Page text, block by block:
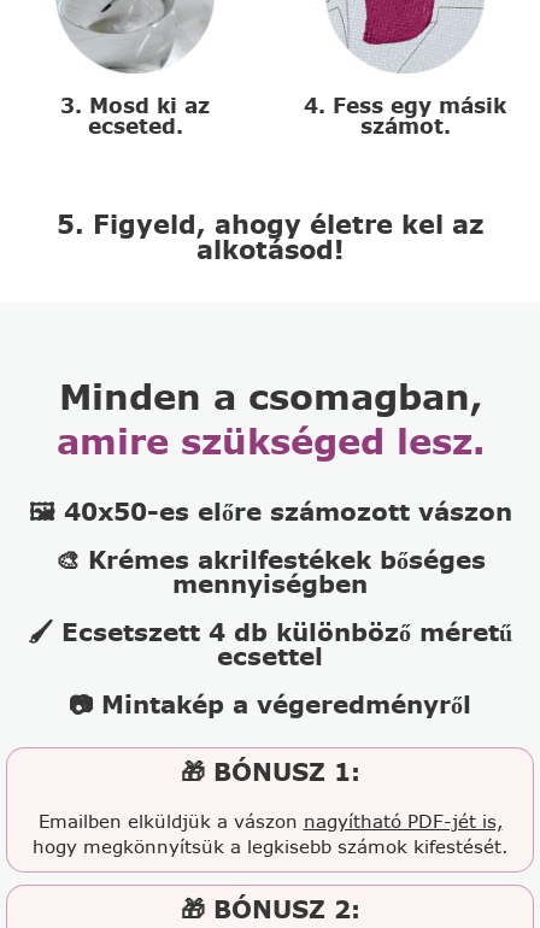
3. Mosd ki az
ecseted.
4. Fess egy másik
számot.
5. Figyeld, ahogy életre kel az
alkotásod!
Minden a csomagban,
amire szükséged lesz.
🖼️ 40x50-es előre számozott vászon
🎨 Krémes akrilfestékek bőséges
mennyiségben
🖌️ Ecsetszett 4 db különböző méretű
ecsettel
📷 Mintakép a végeredményről
🎁 BÓNUSZ 1:
Emailben elküldjük a vászon nagyítható PDF-jét is,
hogy megkönnyítsük a legkisebb számok kifestését.
🎁 BÓNUSZ 2: